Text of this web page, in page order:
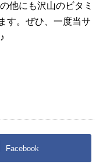
他にも沢山のビタミ
す。ぜひ、一度当サ
Facebook